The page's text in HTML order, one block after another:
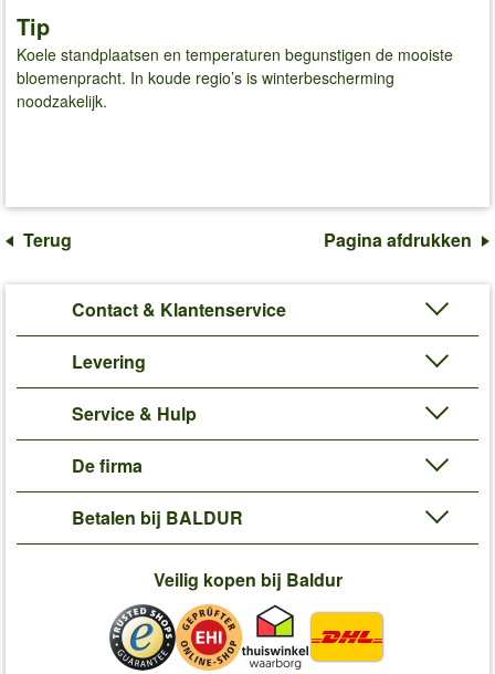
Tip
Koele standplaatsen en temperaturen begunstigen de mooiste
bloemenpracht. In koude regio’s is winterbescherming
noodzakelijk.
Terug Pagina afdrukken
Contact & Klantenservice
Levering
Service & Hulp
De firma
Betalen bij BALDUR
Veilig kopen bij Baldur